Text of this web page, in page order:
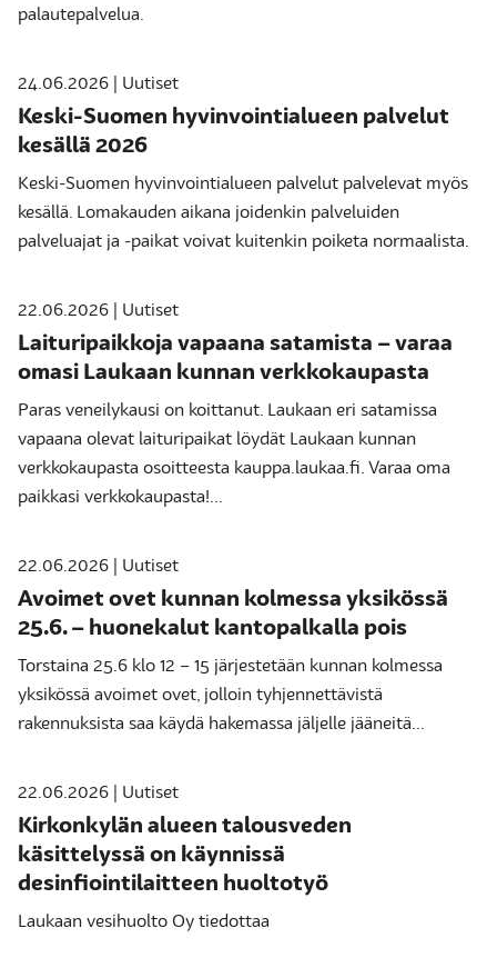
palautepalvelua.
24.06.2026 | Uutiset
Keski-Suomen hyvinvointialueen palvelut
kesällä 2026
Keski-Suomen hyvinvointialueen palvelut palvelevat myös
kesällä. Lomakauden aikana joidenkin palveluiden
palveluajat ja -paikat voivat kuitenkin poiketa normaalista.
22.06.2026 | Uutiset
Laituripaikkoja vapaana satamista – varaa
omasi Laukaan kunnan verkkokaupasta
Paras veneilykausi on koittanut. Laukaan eri satamissa
vapaana olevat laituripaikat löydät Laukaan kunnan
verkkokaupasta osoitteesta kauppa.laukaa.fi. Varaa oma
paikkasi verkkokaupasta!...
22.06.2026 | Uutiset
Avoimet ovet kunnan kolmessa yksikössä
25.6. – huonekalut kantopalkalla pois
Torstaina 25.6 klo 12 – 15 järjestetään kunnan kolmessa
yksikössä avoimet ovet, jolloin tyhjennettävistä
rakennuksista saa käydä hakemassa jäljelle jääneitä...
22.06.2026 | Uutiset
Kirkonkylän alueen talousveden
käsittelyssä on käynnissä
desinfiointilaitteen huoltotyö
Laukaan vesihuolto Oy tiedottaa